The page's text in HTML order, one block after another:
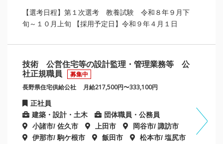
【選考日程】第１次選考 教養試験 令和８年９月下
旬～１０月上旬 【採用予定日】令和９年４月１日
技術 公営住宅等の設計監理・管理業務等 公
社正規職員
募集中
長野県住宅供給公社 月給217,500円〜333,100円
正社員
建築・設計・土木
団体職員・公務員
小諸市/ 佐久市
上田市
岡谷市/ 諏訪市
伊那市/ 駒ケ根市
飯田市
松本市/ 塩尻市